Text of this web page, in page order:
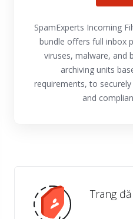
SpamExperts Incoming
bundle offers full inbox
viruses, malware, and
archiving units
requirements, to
and
Trang